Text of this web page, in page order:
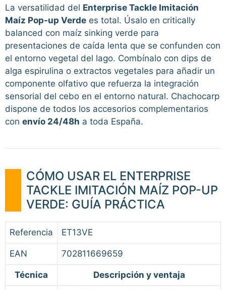
La versatilidad del Enterprise Tackle Imitación
Maíz Pop-up Verde es total. Úsalo en critically
balanced con maíz sinking verde para
presentaciones de caída lenta que se confunden con
el entorno vegetal del lago. Combínalo con dips de
alga espirulina o extractos vegetales para añadir un
componente olfativo que refuerza la integración
sensorial del cebo en el entorno natural. Chachocarp
dispone de todos los accesorios complementarios
con envío 24/48h a toda España.
CÓMO USAR EL ENTERPRISE
TACKLE IMITACIÓN MAÍZ POP-UP
VERDE: GUÍA PRÁCTICA
Referencia ET13VE
EAN 702811669659
Técnica Descripción y ventaja